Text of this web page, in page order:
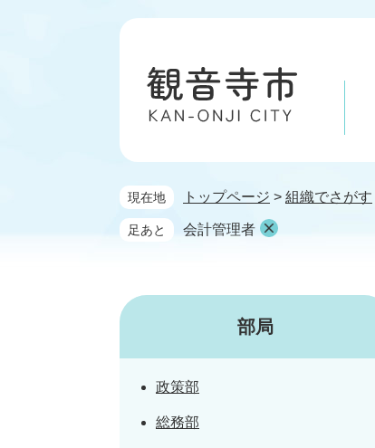
現在地 トップページ > 組織でさがす
足あと 会計管理者
部局
政策部
総務部